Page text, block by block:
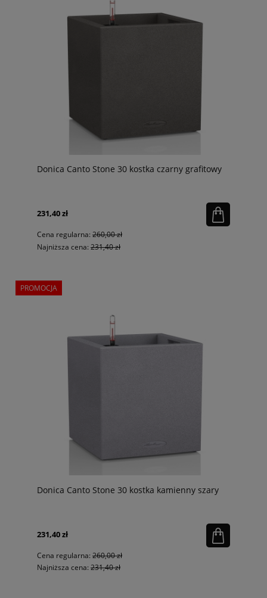
Donica Canto Stone 30 kostka czarny grafitowy
231,40 zł
Cena regularna: 260,00 zł
Najniższa cena: 231,40 zł
Donica Canto Stone 30 kostka kamienny szary
231,40 zł
Cena regularna: 260,00 zł
Najniższa cena: 231,40 zł
PROMOCJA